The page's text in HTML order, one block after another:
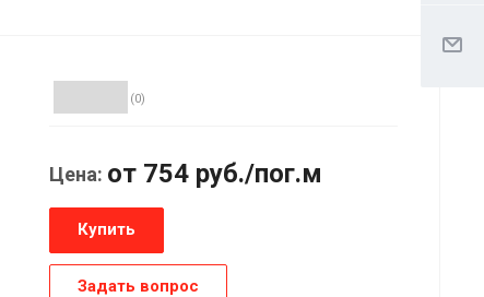
(0)
Цена: от 754 руб./пог.м
Купить
Задать вопрос